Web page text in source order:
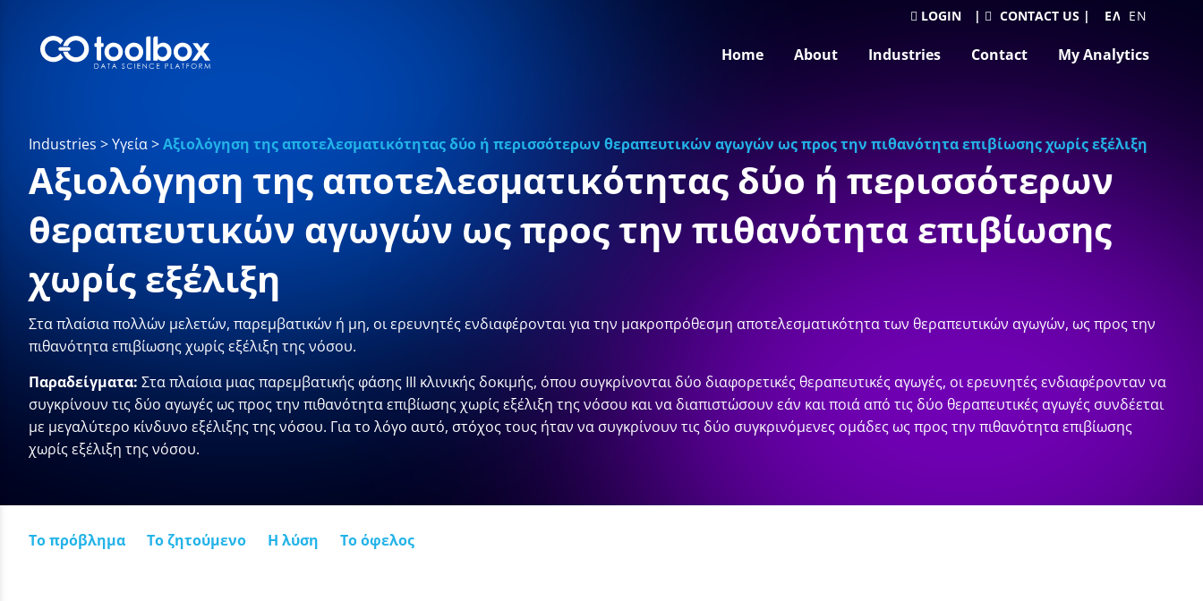
LOGIN | CONTACT US | ΕΛΛΗΝΙΚΆ
ENGLISH
Home About Industries Contact My Analytics
Industries >Υγεία>Αξιολόγηση της αποτελεσματικότητας δύο ή περισσότερων θεραπευτικών αγωγών ως προς την πιθανότητα επιβίωσης χωρίς εξέλιξη
Αξιολόγηση της αποτελεσματικότητας δύο ή περισσότερων
θεραπευτικών αγωγών ως προς την πιθανότητα επιβίωσης
χωρίς εξέλιξη
Στα πλαίσια πολλών μελετών, παρεμβατικών ή μη, οι ερευνητές ενδιαφέρονται για την μακροπρόθεσμη αποτελεσματικότητα των θεραπευτικών αγωγών, ως προς την
πιθανότητα επιβίωσης χωρίς εξέλιξη της νόσου.
Παραδείγματα: Στα πλαίσια μιας παρεμβατικής φάσης ΙΙΙ κλινικής δοκιμής, όπου συγκρίνονται δύο διαφορετικές θεραπευτικές αγωγές, οι ερευνητές ενδιαφέρονταν να
συγκρίνουν τις δύο αγωγές ως προς την πιθανότητα επιβίωσης χωρίς εξέλιξη της νόσου και να διαπιστώσουν εάν και ποιά από τις δύο θεραπευτικές αγωγές συνδέεται
με μεγαλύτερο κίνδυνο εξέλιξης της νόσου. Για το λόγο αυτό, στόχος τους ήταν να συγκρίνουν τις δύο συγκρινόμενες ομάδες ως προς την πιθανότητα επιβίωσης
χωρίς εξέλιξη της νόσου.
Το πρόβλημα Το ζητούμενο Η λύση Το όφελος